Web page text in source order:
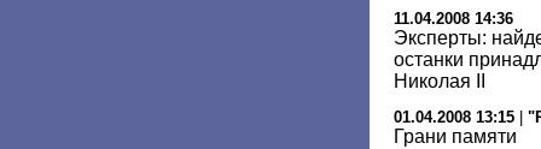
11.04.2008 14:36
Эксперты:
останки
Николая II
01.04.2008 13:15
Грани памяти